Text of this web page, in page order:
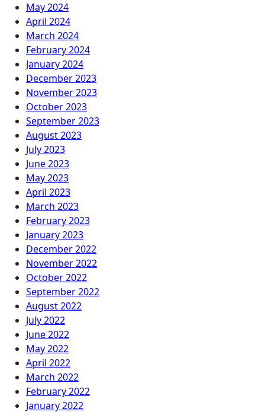
May 2024
April 2024
March 2024
February 2024
January 2024
December 2023
November 2023
October 2023
September 2023
August 2023
July 2023
June 2023
May 2023
April 2023
March 2023
February 2023
January 2023
December 2022
November 2022
October 2022
September 2022
August 2022
July 2022
June 2022
May 2022
April 2022
March 2022
February 2022
January 2022